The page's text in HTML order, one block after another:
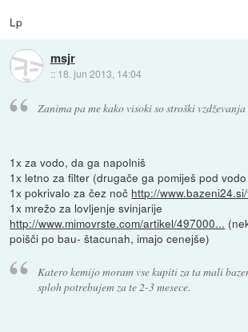
Lp
msjr
:: 18. jun 2013, 14:04
Zanima pa me kako visoki so stroški vzdževanja
1x za vodo, da ga napolniš
1x letno za filter (drugače ga pomiješ pod
1x pokrivalo za čez noč http://
1x mrežo za lovljenje svinjarije
http://www.mimovrste.com/artikel/497000...
poišči po bau- štacunah, imajo cenejše)
Katero kemijo moram vse kupiti za ta mali
sploh potrebujem za te 2-3 mesece.